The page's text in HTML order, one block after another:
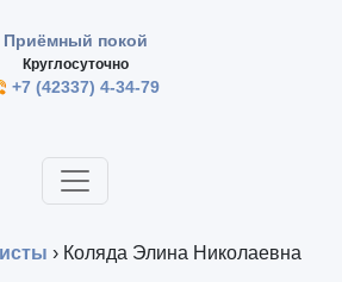
Приёмный покой
Круглосуточно
+7 (42337) 4-34-79
› Коляда Элина Николаевна